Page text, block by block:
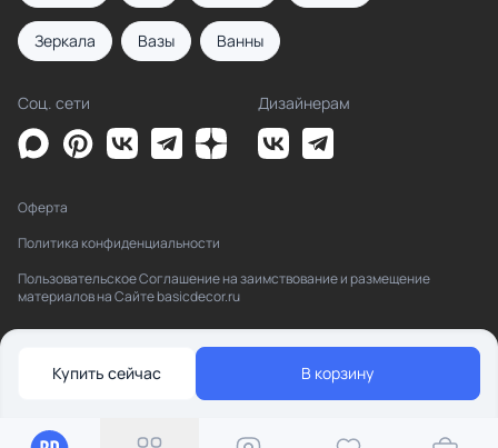
Купить сейчас В корзину
Зеркала Вазы Ванны
Соц. сети Дизайнерам
Оферта
Политика конфиденциальности
Пользовательское Соглашение на заимствование и размещение
материалов на Сайте basicdecor.ru